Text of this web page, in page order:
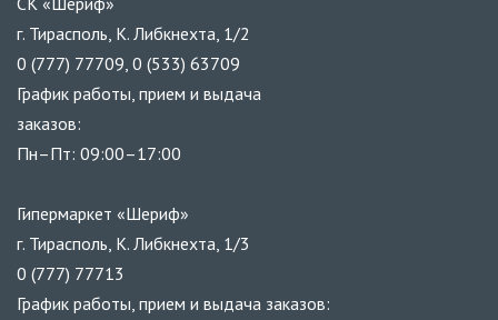
г. Тирасполь, К. Либкнехта, 1/2
0 (777) 77709, 0 (533) 63709
График работы, прием и выдача
заказов:
Пн–Пт: 09:00–17:00
Гипермаркет «Шериф»
г. Тирасполь, К. Либкнехта, 1/3
0 (777) 77713
График работы, прием и выдача заказов: